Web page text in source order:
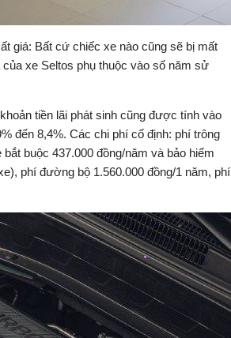
giá: Bất cứ chiếc xe nào cũng sẽ bị mất
xe Seltos phụ thuộc vào số năm sử
tiền lãi phát sinh cũng được tính vào
đến 8,4%. Các chi phí cố định: phí trông
buộc 437.000 đồng/năm và bảo hiểm
phí đường bộ 1.560.000 đồng/1 năm, phí